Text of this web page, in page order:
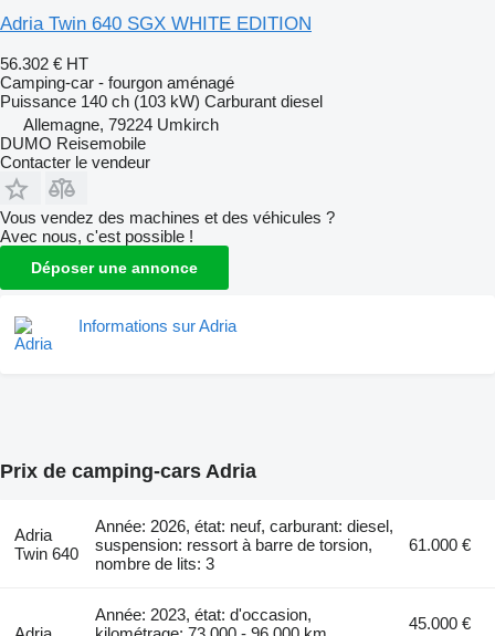
Adria Twin 640 SGX WHITE EDITION
56.302 € HT
Camping-car - fourgon aménagé
Puissance 140 ch (103 kW) Carburant diesel
Allemagne, 79224 Umkirch
DUMO Reisemobile
Contacter le vendeur
Vous vendez des machines et des véhicules ?
Avec nous, c'est possible !
Déposer une annonce
Informations sur Adria
Prix de camping-cars Adria
Adria
Twin 640
Année: 2026, état: neuf, carburant: diesel,
suspension: ressort à barre de torsion,
nombre de lits: 3
61.000 €
Année: 2023, état: d'occasion,
45.000 €